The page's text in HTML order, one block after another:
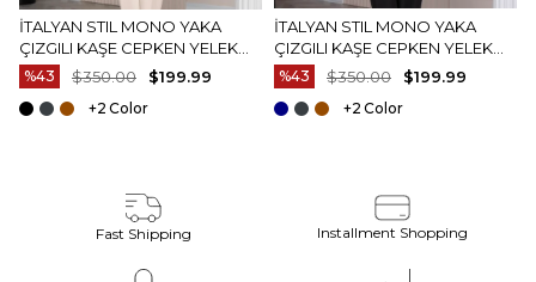
gibi bir çok sebeplerden kaynaklanabilir.
İTALYAN STIL MONO YAKA
ÇIZGILI KAŞE CEPKEN YELEK
LACIVERT T20012-02
%43 $199.99
$350.00
+2
İTALYAN STIL MONO YAKA
ÇIZGILI KAŞE CEPKEN YELEK
SIYAH T20012-01
%43 $199.99
$350.00
+2
Fast Shipping Installment Shopping